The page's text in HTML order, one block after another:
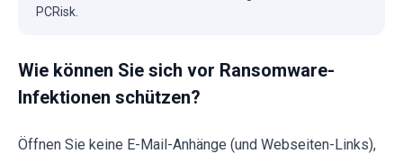
PCRisk.
Wie können Sie sich vor Ransomware-
Infektionen schützen?
Öffnen Sie keine E-Mail-Anhänge (und Webseiten-Links),